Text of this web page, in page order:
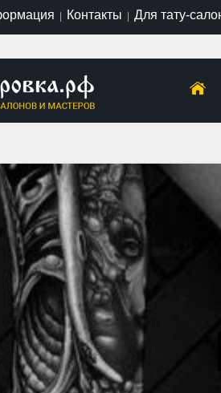
| Контакты | Для тату-